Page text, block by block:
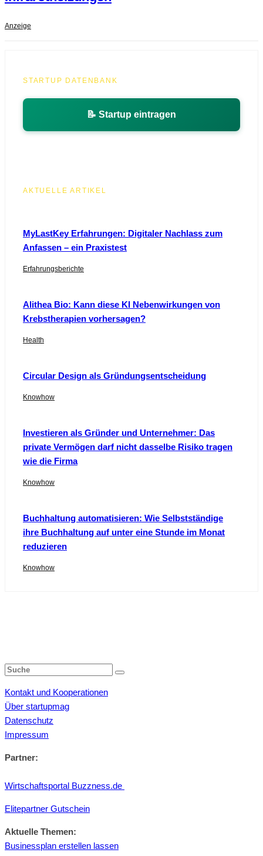
Anzeige
STARTUP DATENBANK
📝 Startup eintragen
AKTUELLE ARTIKEL
MyLastKey Erfahrungen: Digitaler Nachlass zum
Anfassen – ein Praxistest
Erfahrungsberichte
Alithea Bio: Kann diese KI Nebenwirkungen von
Krebstherapien vorhersagen?
Health
Circular Design als Gründungsentscheidung
Knowhow
Investieren als Gründer und Unternehmer: Das
private Vermögen darf nicht dasselbe Risiko tragen
wie die Firma
Knowhow
Buchhaltung automatisieren: Wie Selbstständige
ihre Buchhaltung auf unter eine Stunde im Monat
reduzieren
Knowhow
Kontakt und Kooperationen
Über startupmag
Datenschutz
Impressum
Partner:
Wirtschaftsportal Buzzness.de
Elitepartner Gutschein
Aktuelle Themen:
Businessplan erstellen lassen